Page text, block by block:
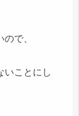
で、
いことにし